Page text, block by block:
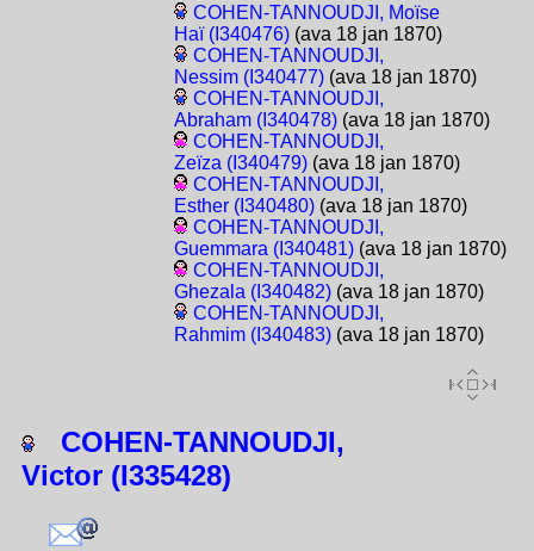
COHEN-TANNOUDJI, Moïse
Haï (I340476)(ava 18 jan 1870)
COHEN-TANNOUDJI,
Nessim (I340477)(ava 18 jan 1870)
COHEN-TANNOUDJI,
Abraham (I340478)(ava 18 jan 1870)
COHEN-TANNOUDJI,
Zeïza (I340479)(ava 18 jan 1870)
COHEN-TANNOUDJI,
Esther (I340480)(ava 18 jan 1870)
COHEN-TANNOUDJI,
Guemmara (I340481)(ava 18 jan 1870)
COHEN-TANNOUDJI,
Ghezala (I340482)(ava 18 jan 1870)
COHEN-TANNOUDJI,
Rahmim (I340483)(ava 18 jan 1870)
COHEN-TANNOUDJI,
Victor (I335428)